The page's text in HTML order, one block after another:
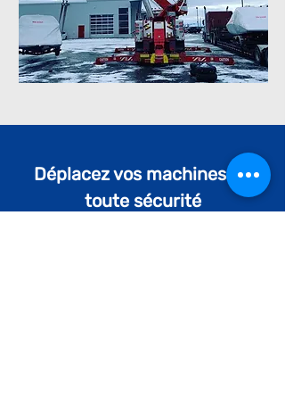
Déplacez vos machines en
toute sécurité